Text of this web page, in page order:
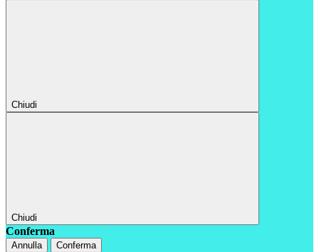
Chiudi
Chiudi
Conferma
Annulla Conferma